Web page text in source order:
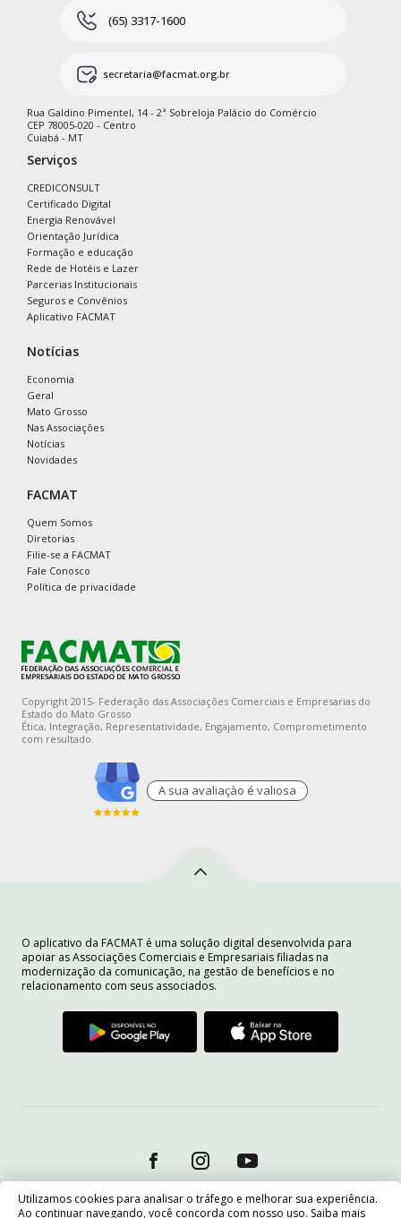
Utilizamos cookies para analisar o tráfego e melhorar sua experiência.
Ao continuar navegando, você concorda com nosso uso. Saiba mais
(65) 3317-1600
secretaria@facmat.org.br
Rua Galdino Pimentel, 14 - 2ª Sobreloja Palácio do Comércio
CEP 78005-020 - Centro
Cuiabá - MT
Serviços
CREDICONSULT
Certificado Digital
Energia Renovável
Orientação Jurídica
Formação e educação
Rede de Hotéis e Lazer
Parcerias Institucionais
Seguros e Convênios
Aplicativo FACMAT
Notícias
Economia
Geral
Mato Grosso
Nas Associações
Notícias
Novidades
FACMAT
Quem Somos
Diretorias
Filie-se a FACMAT
Fale Conosco
Política de privacidade
Copyright 2015- Federação das Associações Comerciais e Empresarias do
Estado do Mato Grosso
Ética, Integração, Representatividade, Engajamento, Comprometimento
com resultado.
A sua avaliaçào é valiosa
O aplicativo da FACMAT é uma solução digital desenvolvida para
apoiar as Associações Comerciais e Empresariais filiadas na
modernização da comunicação, na gestão de benefícios e no
relacionamento com seus associados.